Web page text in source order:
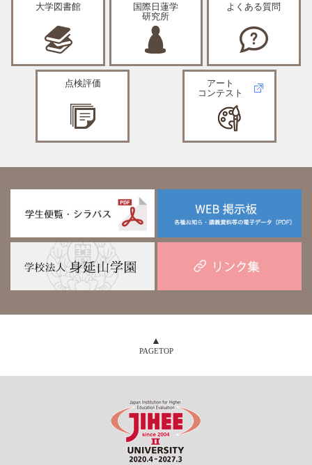
大学図書館
国際日蓮学
研究所
よくある質問
点検評価
アート
コンテスト
PAGETOP